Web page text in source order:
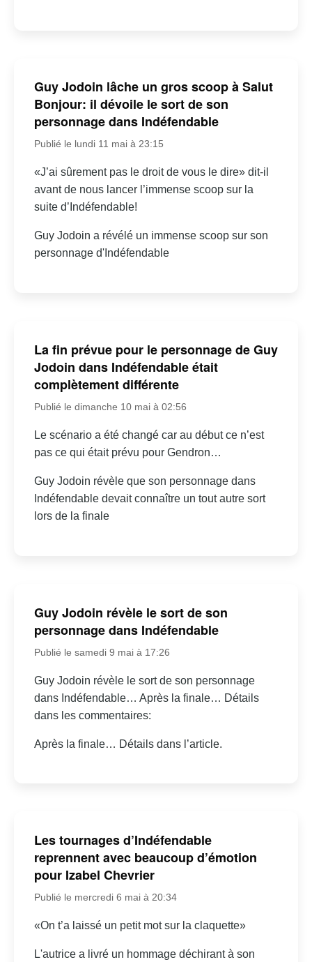
Guy Jodoin lâche un gros scoop à Salut
Bonjour: il dévoile le sort de son
personnage dans Indéfendable
Publié le lundi 11 mai à 23:15
«J’ai sûrement pas le droit de vous le dire» dit-il
avant de nous lancer l’immense scoop sur la
suite d’Indéfendable!
Guy Jodoin a révélé un immense scoop sur son
personnage d'Indéfendable
La fin prévue pour le personnage de Guy
Jodoin dans Indéfendable était
complètement différente
Publié le dimanche 10 mai à 02:56
Le scénario a été changé car au début ce n’est
pas ce qui était prévu pour Gendron…
Guy Jodoin révèle que son personnage dans
Indéfendable devait connaître un tout autre sort
lors de la finale
Guy Jodoin révèle le sort de son
personnage dans Indéfendable
Publié le samedi 9 mai à 17:26
Guy Jodoin révèle le sort de son personnage
dans Indéfendable… Après la finale… Détails
dans les commentaires:
Après la finale… Détails dans l’article.
Les tournages d’Indéfendable
reprennent avec beaucoup d’émotion
pour Izabel Chevrier
Publié le mercredi 6 mai à 20:34
«On t’a laissé un petit mot sur la claquette»
L'autrice a livré un hommage déchirant à son